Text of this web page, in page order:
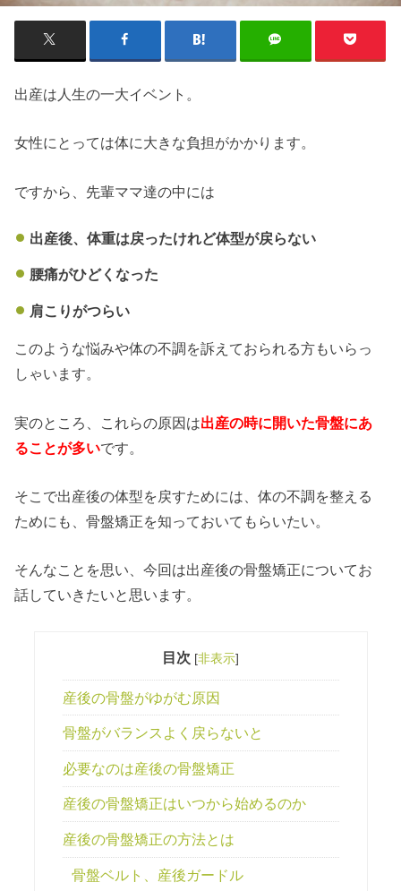
出産は人生の一大イベント。
女性にとっては体に大きな負担がかかります。
ですから、先輩ママ達の中には
出産後、体重は戻ったけれど体型が戻らない
腰痛がひどくなった
肩こりがつらい
このような悩みや体の不調を訴えておられる方もいらっ
しゃいます。
実のところ、これらの原因は出産の時に開いた骨盤にあ
ることが多いです。
そこで出産後の体型を戻すためには、体の不調を整える
ためにも、骨盤矯正を知っておいてもらいたい。
そんなことを思い、今回は出産後の骨盤矯正についてお
話していきたいと思います。
目次 [非表示]
産後の骨盤がゆがむ原因
骨盤がバランスよく戻らないと
必要なのは産後の骨盤矯正
産後の骨盤矯正はいつから始めるのか
産後の骨盤矯正の方法とは
骨盤ベルト、産後ガードル